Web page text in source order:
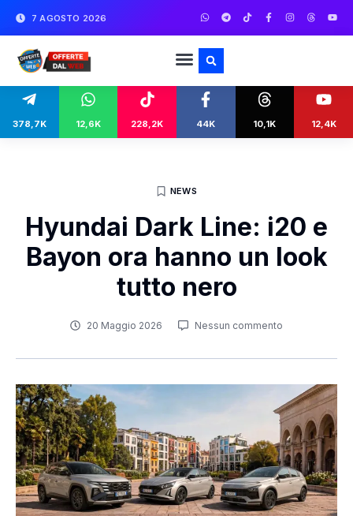
7 AGOSTO 2026
378,7K 12,6K 228,2K 44K 10,1K 12,4K
NEWS
Hyundai Dark Line: i20 e
Bayon ora hanno un look
tutto nero
20 Maggio 2026 Nessun commento